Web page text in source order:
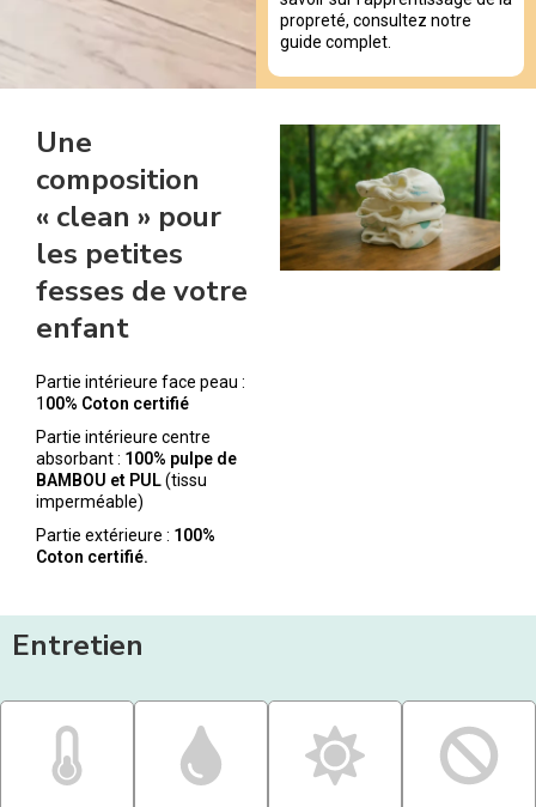
propreté, consultez notre
guide complet.
Une
composition
« clean » pour
les petites
fesses de votre
enfant
Partie intérieure face peau :
1 00% Coton certifié
Partie intérieure centre
absorbant : 100% pulpe de
BAMBOU et PUL(tissu
imperméable)
Partie extérieure : 100%
Coton certifié.
Entretien